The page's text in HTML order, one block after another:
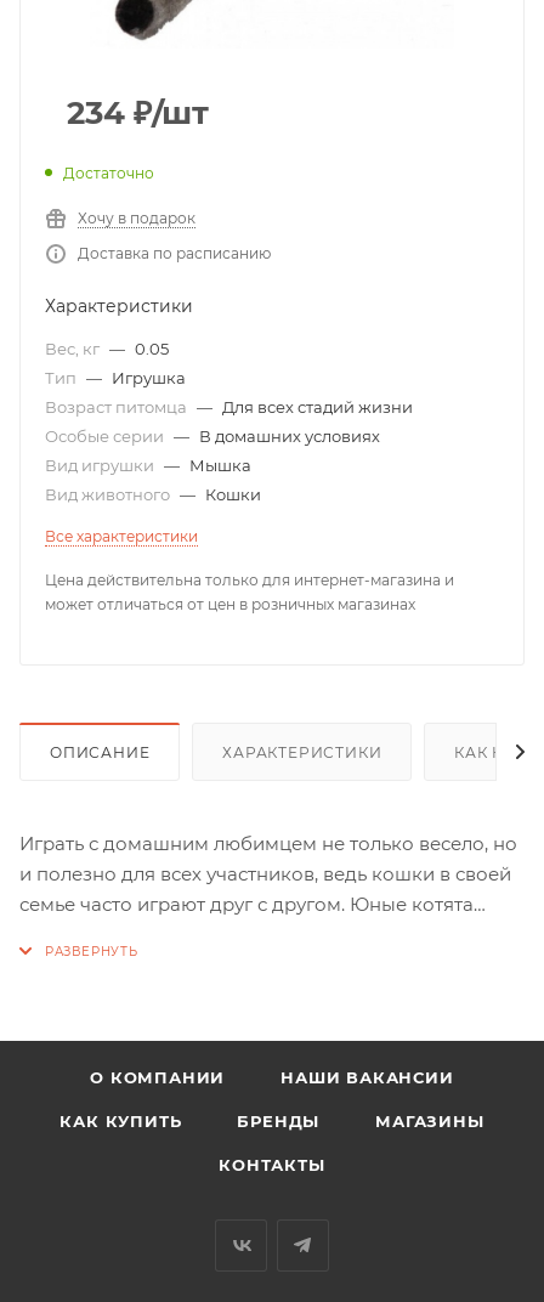
234 ₽/шт
Достаточно
Хочу в подарок
Доставка по расписанию
Характеристики
Вес, кг — 0.05
Тип — Игрушка
Возраст питомца — Для всех стадий жизни
Особые серии — В домашних условиях
Вид игрушки — Мышка
Вид животного — Кошки
Все характеристики
Цена действительна только для интернет-магазина и
может отличаться от цен в розничных магазинах
ОПИСАНИЕ ХАРАКТЕРИСТИКИ КАК
Играть с домашним любимцем не только весело, но
и полезно для всех участников, ведь кошки в своей
семье часто играют друг с другом. Юные котята
О КОМПАНИИ НАШИ ВАКАНСИИ
КАК КУПИТЬ БРЕНДЫ МАГАЗИНЫ
КОНТАКТЫ